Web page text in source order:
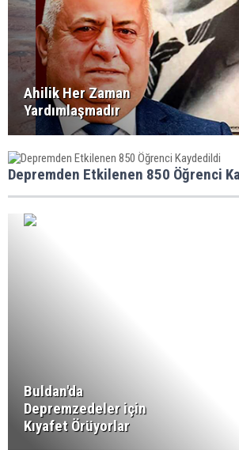
Ahilik Her Zaman
Yardımlaşmadır
Depremden Etkilenen 850 Öğrenci
Buldan'da
Depremzedeler için
Kıyafet Örüyorlar